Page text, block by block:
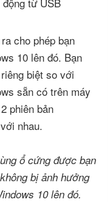
cho phép bạn
10 lên đó. Bạn
biệt so với
sẵn có trên máy
phiên bản
nhau.
ổ cứng được bạn
bị ảnh hưởng
10 lên đó.